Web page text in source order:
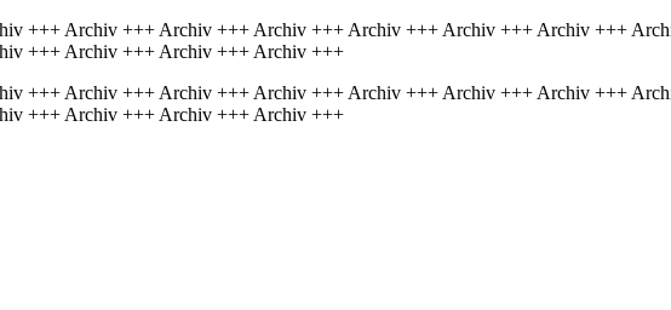
+++ Archiv +++ Archiv +++ Archiv +++ Archiv +++ Archiv +++ Archiv +++
+++ Archiv +++ Archiv +++ Archiv +++
+++ Archiv +++ Archiv +++ Archiv +++ Archiv +++ Archiv +++ Archiv +++
+++ Archiv +++ Archiv +++ Archiv +++